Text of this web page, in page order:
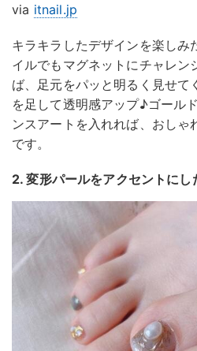
via itnail.jp
キラキラしたデザインを楽しみ
イルでもマグネットにチャレン
ば、足元をパッと明るく見せて
を足して透明感アップ♪ゴール
ンスアートを入れれば、おしゃ
です。
2. 変形パールをアクセントにし